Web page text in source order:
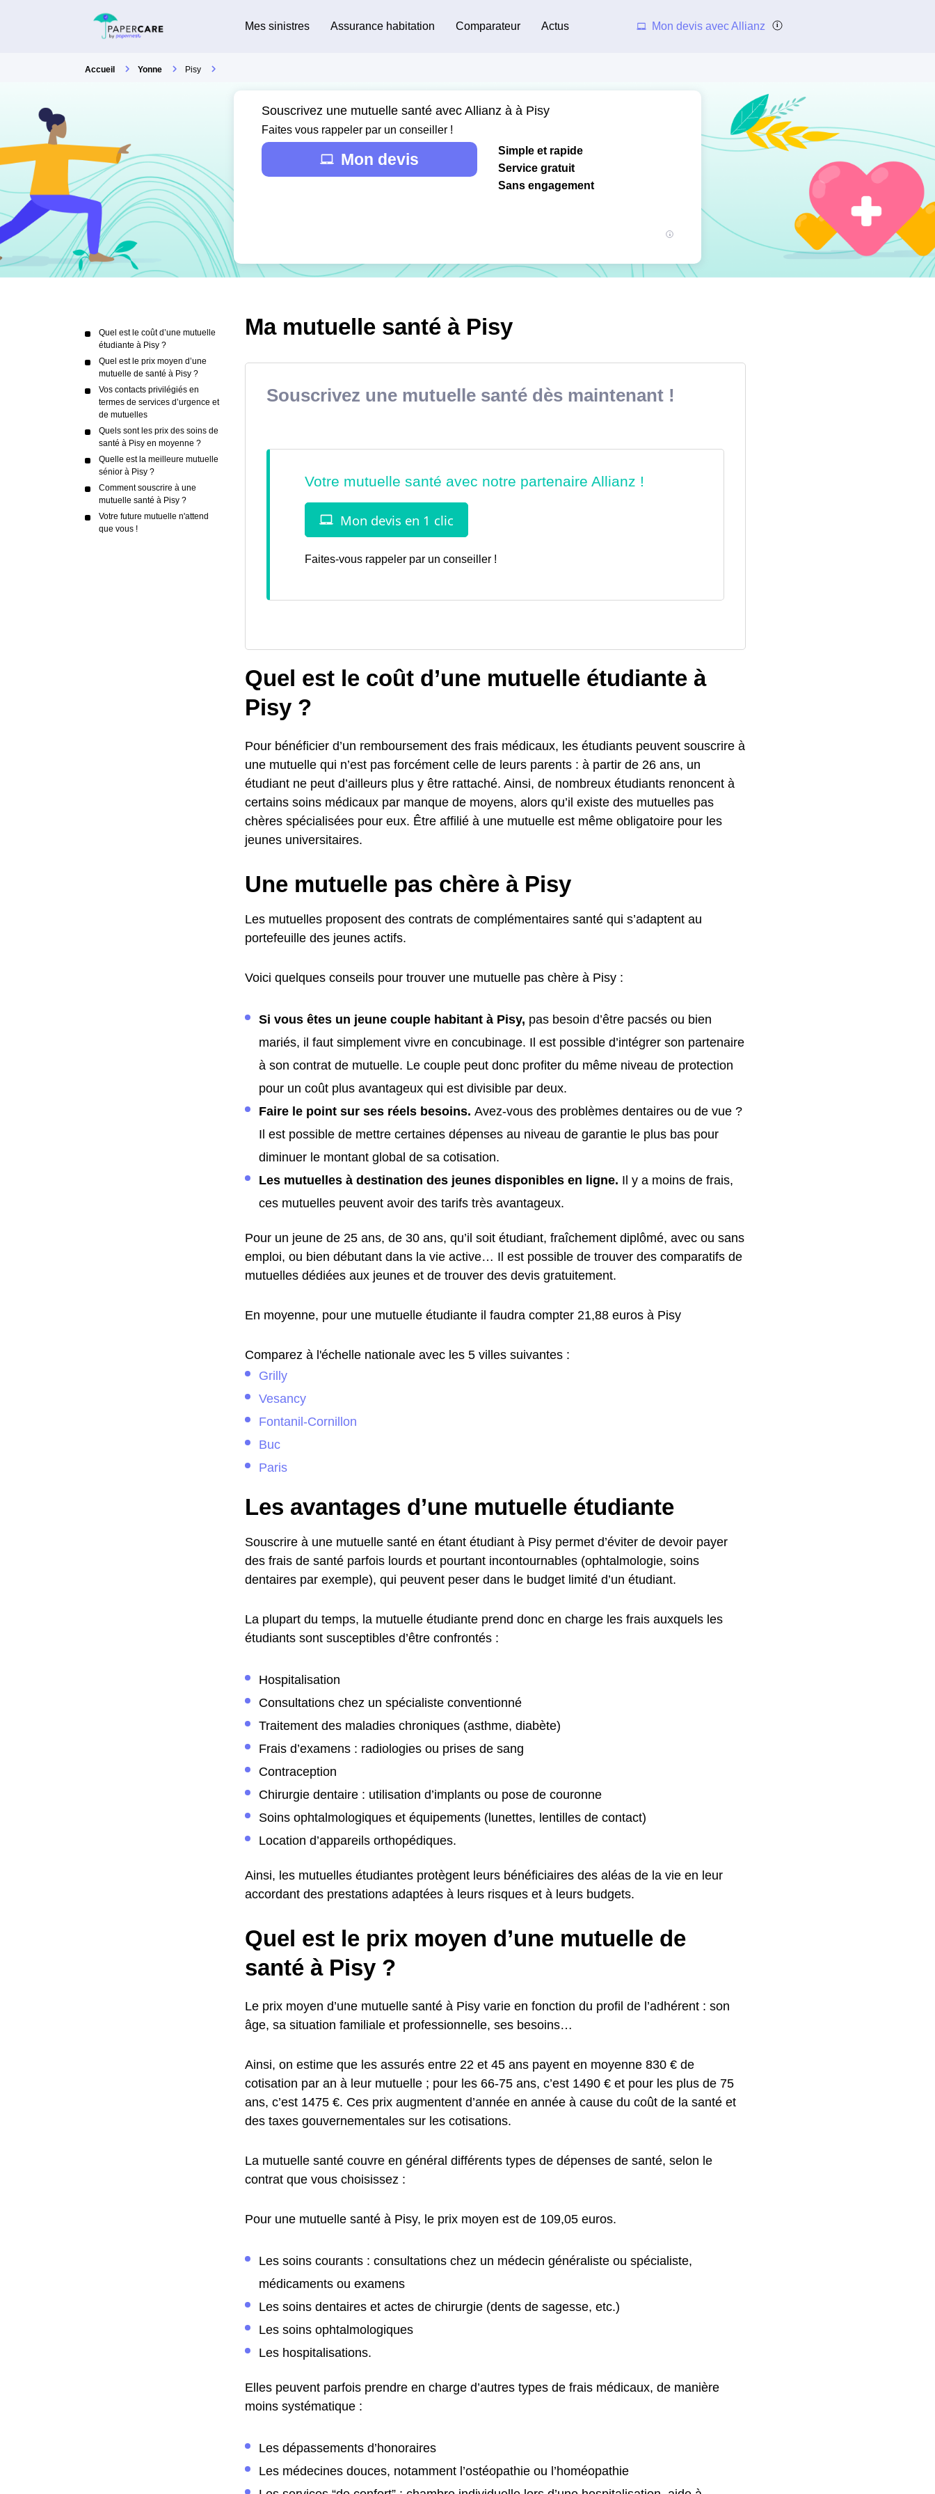
Mes sinistres Assurance habitation Comparateur Actus Mon devis avec Allianz
Accueil Yonne Pisy
Souscrivez une mutuelle santé avec Allianz à à Pisy
Faites vous rappeler par un conseiller !
Mon devis
Simple et rapide
Service gratuit
Sans engagement
Quel est le coût d’une mutuelle
étudiante à Pisy ?
Quel est le prix moyen d’une
mutuelle de santé à Pisy ?
Vos contacts privilégiés en
termes de services d’urgence et
de mutuelles
Quels sont les prix des soins de
santé à Pisy en moyenne ?
Quelle est la meilleure mutuelle
sénior à Pisy ?
Comment souscrire à une
mutuelle santé à Pisy ?
Votre future mutuelle n'attend
que vous !
Ma mutuelle santé à Pisy
Souscrivez une mutuelle santé dès maintenant !
Faites-vous rappeler par un conseiller !
Quel est le coût d’une mutuelle étudiante à
Pisy ?
Pour bénéficier d’un remboursement des frais médicaux, les étudiants peuvent souscrire à
une mutuelle qui n’est pas forcément celle de leurs parents : à partir de 26 ans, un
étudiant ne peut d’ailleurs plus y être rattaché. Ainsi, de nombreux étudiants renoncent à
certains soins médicaux par manque de moyens, alors qu’il existe des mutuelles pas
chères spécialisées pour eux. Être affilié à une mutuelle est même obligatoire pour les
jeunes universitaires.
Une mutuelle pas chère à Pisy
Les mutuelles proposent des contrats de complémentaires santé qui s’adaptent au
portefeuille des jeunes actifs.
Voici quelques conseils pour trouver une mutuelle pas chère à Pisy :
Si vous êtes un jeune couple habitant à Pisy, pas besoin d’être pacsés ou bien
mariés, il faut simplement vivre en concubinage. Il est possible d’intégrer son partenaire
à son contrat de mutuelle. Le couple peut donc profiter du même niveau de protection
pour un coût plus avantageux qui est divisible par deux.
Faire le point sur ses réels besoins. Avez-vous des problèmes dentaires ou de vue ?
Il est possible de mettre certaines dépenses au niveau de garantie le plus bas pour
diminuer le montant global de sa cotisation.
Les mutuelles à destination des jeunes disponibles en ligne. Il y a moins de frais,
ces mutuelles peuvent avoir des tarifs très avantageux.
Pour un jeune de 25 ans, de 30 ans, qu’il soit étudiant, fraîchement diplômé, avec ou sans
emploi, ou bien débutant dans la vie active… Il est possible de trouver des comparatifs de
mutuelles dédiées aux jeunes et de trouver des devis gratuitement.
En moyenne, pour une mutuelle étudiante il faudra compter 21,88 euros à Pisy
Comparez à l'échelle nationale avec les 5 villes suivantes :
Grilly
Vesancy
Fontanil-Cornillon
Buc
Paris
Les avantages d’une mutuelle étudiante
Souscrire à une mutuelle santé en étant étudiant à Pisy permet d’éviter de devoir payer
des frais de santé parfois lourds et pourtant incontournables (ophtalmologie, soins
dentaires par exemple), qui peuvent peser dans le budget limité d’un étudiant.
La plupart du temps, la mutuelle étudiante prend donc en charge les frais auxquels les
étudiants sont susceptibles d’être confrontés :
Hospitalisation
Consultations chez un spécialiste conventionné
Traitement des maladies chroniques (asthme, diabète)
Frais d’examens : radiologies ou prises de sang
Contraception
Chirurgie dentaire : utilisation d’implants ou pose de couronne
Soins ophtalmologiques et équipements (lunettes, lentilles de contact)
Location d’appareils orthopédiques.
Ainsi, les mutuelles étudiantes protègent leurs bénéficiaires des aléas de la vie en leur
accordant des prestations adaptées à leurs risques et à leurs budgets.
Quel est le prix moyen d’une mutuelle de
santé à Pisy ?
Le prix moyen d’une mutuelle santé à Pisy varie en fonction du profil de l’adhérent : son
âge, sa situation familiale et professionnelle, ses besoins…
Ainsi, on estime que les assurés entre 22 et 45 ans payent en moyenne 830 € de
cotisation par an à leur mutuelle ; pour les 66-75 ans, c’est 1490 € et pour les plus de 75
ans, c’est 1475 €. Ces prix augmentent d’année en année à cause du coût de la santé et
des taxes gouvernementales sur les cotisations.
La mutuelle santé couvre en général différents types de dépenses de santé, selon le
contrat que vous choisissez :
Pour une mutuelle santé à Pisy, le prix moyen est de 109,05 euros.
Les soins courants : consultations chez un médecin généraliste ou spécialiste,
médicaments ou examens
Les soins dentaires et actes de chirurgie (dents de sagesse, etc.)
Les soins ophtalmologiques
Les hospitalisations.
Elles peuvent parfois prendre en charge d’autres types de frais médicaux, de manière
moins systématique :
Les dépassements d’honoraires
Les médecines douces, notamment l’ostéopathie ou l’homéopathie